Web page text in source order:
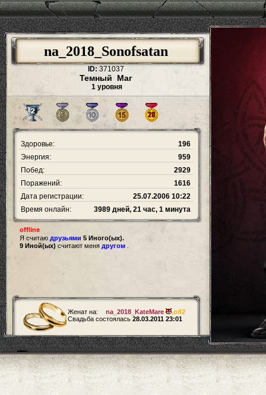
na_2018_Sonofsatan
ID: 371037
Темный Маг
1 уровня
Здоровье:
196
Энергия:
959
Побед:
2929
Поражений:
1616
Дата регистрации:
25.07.2006 10:22
Время онлайн:
3989 дней, 21 час, 1 минута
offline
Я считаю друзьями 5 Иного(ых).
9 Иной(ых) считают меня другом
Женат на: na_2018_KateMare ,об2
Свадьба состоялась 28.03.2011 23:01